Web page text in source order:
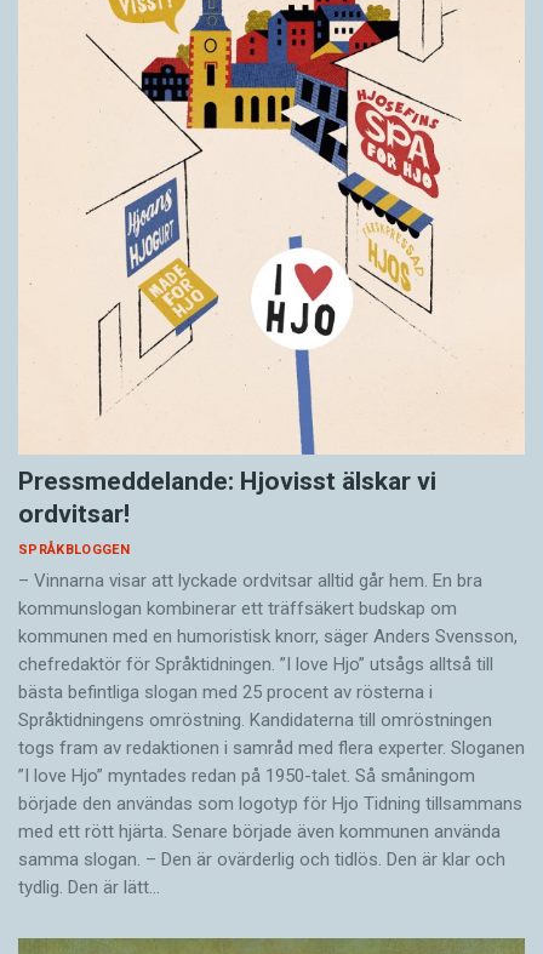
Pressmeddelande: Hjovisst älskar vi
ordvitsar!
SPRÅKBLOGGEN
– Vinnarna visar att lyckade ordvitsar alltid går hem. En bra
kommunslogan kombinerar ett träffsäkert budskap om
kommunen med en humoristisk knorr, säger Anders Svensson,
chefredaktör för Språktidningen. ”I love Hjo” utsågs alltså till
bästa befintliga slogan med 25 procent av rösterna i
Språktidningens omröstning. Kandidaterna till omröstningen
togs fram av redaktionen i samråd med flera experter. Sloganen
”I love Hjo” myntades redan på 1950-talet. Så småningom
började den användas som logotyp för Hjo Tidning tillsammans
med ett rött hjärta. Senare började även kommunen använda
samma slogan. – Den är ovärderlig och tidlös. Den är klar och
tydlig. Den är lätt…